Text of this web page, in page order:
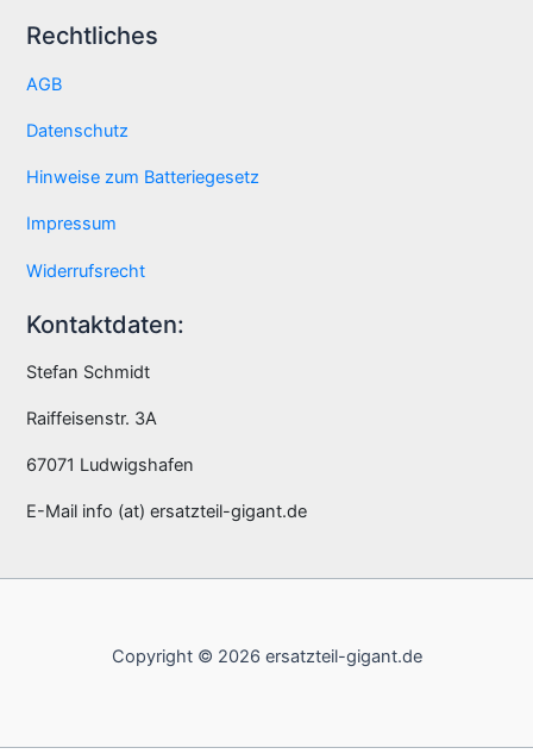
Rechtliches
AGB
Datenschutz
Hinweise zum Batteriegesetz
Impressum
Widerrufsrecht
Kontaktdaten:
Stefan Schmidt
Raiffeisenstr. 3A
67071 Ludwigshafen
E-Mail info (at) ersatzteil-gigant.de
Copyright © 2026 ersatzteil-gigant.de